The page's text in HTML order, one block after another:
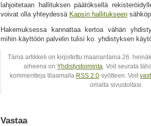
lahjoitetaan hallituksen päätöksellä
voivat olla yhteydessä Kapsin hallitukseen
Hakemuksessa kannattaa kertoa vähän
mihin käyttöön palvelin tulisi ko. yhdistyksen
Tämä artikkeli on kirjoitettu maanantaina 26.
aiheena on Yhdistystoiminta. Voit seurata
kommentteja tilaamalla RSS 2.0-syötteen. Voit
omalta sivustoltasi.
Vastaa